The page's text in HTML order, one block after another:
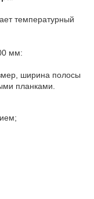
температурный
мм:
ширина полосы
планками.